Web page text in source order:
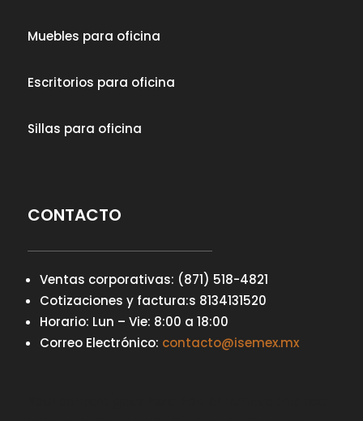
Muebles para oficina
Escritorios para oficina
Sillas para oficina
CONTACTO
Ventas corporativas: (871) 518-4821
Cotizaciones y factura:s 8134131520
Horario: Lun – Vie: 8:00 a 18:00
Correo Electrónico: contacto@isemex.mx